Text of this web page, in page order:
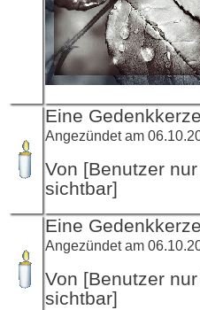
Eine
Angezündet am
Von [Benutzer
sichtbar]
Eine
Angezündet am
Von [Benutzer
sichtbar]